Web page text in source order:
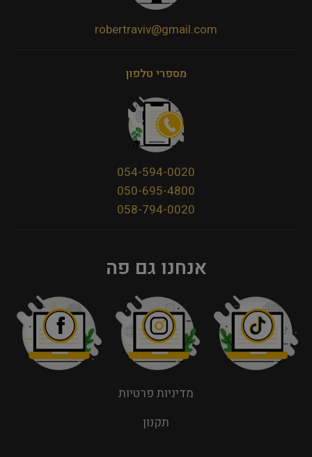
robertraviv@gmail.com
מספרי טלפון
054-594-0020
050-695-4800
058-794-0020
אנחנו גם פה
מדיניות פרטיות
תקנון